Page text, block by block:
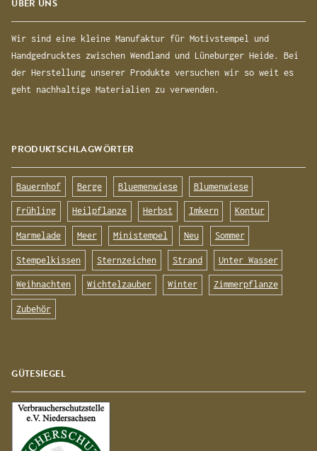
ÜBER UNS
Wir sind eine kleine Manufaktur für Motivstempel und
Handgedrucktes zwischen Wendland und Lüneburger Heide. Bei
der Herstellung unserer Produkte versuchen wir so weit es
geht nachhaltige Materialien zu verwenden.
PRODUKTSCHLAGWÖRTER
Bauernhof Berge Bluemenwiese Blumenwiese
Frühling Heilpflanze Herbst Imkern Kontur
Marmelade Meer Ministempel Neu Sommer
Stempelkissen Sternzeichen Strand Unter Wasser
Weihnachten Wichtelzauber Winter Zimmerpflanze
Zubehör
GÜTESIEGEL